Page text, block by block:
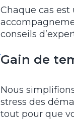
Chaque cas est
conseils
Gain de
Nous
stress des
tout pour que